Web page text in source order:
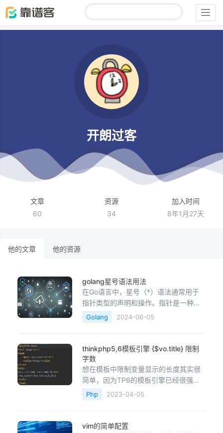
开朗过客
文章
60
资源
34
加入时间
8年1月27天
他的文章 他的资源
golang星号语法用法
在Go语言中，星号（*）语法通常用于
指针类型的声明和操作。指针是一种变
量，它存储的是另一个变量的内存地
址，而不是该变量的值。通过使用指
址，而无需将整个变量传递给函数或进
行值拷贝。以下是Go语言中星号（*）
语法的几个常见用法：声明指针变量：
使用星号（*）前缀声明一个指
Golang 2024-06-05
thinkphp5,6模板引擎 {$vo.title} 限制
字数
想在模板中限制变量显示的长度其实很
简单，因为TP6的模板引擎已经很强大
了，可以在模板里使用PHP函数的。限
制字数看下面的例子模板中写法
thinkphp6模板引擎编译后&lt;?
Php 2023-04-05
vim的简单配置